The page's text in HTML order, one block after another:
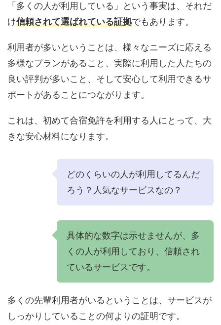
「多くの人が利用している」という事実は、それだ
け信頼されて選ばれている証拠でもあります。
利用者が多いということは、様々なニーズに応える
多様なプランがあること、実際に利用した人たちの
良い評判が多いこと、そして安心して利用できるサ
ポートがあることにつながります。
これは、初めて合宿免許を利用する人にとって、大
きな安心材料になります。
どのくらいの人が利用してるんだ
ろう？人気なサービスなの？
具体的な数字は示せませんが、多
くの人が利用しており、信頼され
ているサービスです。
多くの先輩利用者がいるということは、サービスが
しっかりしていることの何よりの証明です。